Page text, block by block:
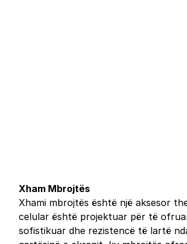
Xham Mbrojtës
Xhami mbrojtës është një aksesor
celular është projektuar për të
sofistikuar dhe rezistencë të lartë